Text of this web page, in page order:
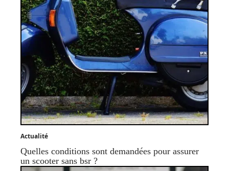
Actualité
Quelles conditions sont demandées pour assurer
un scooter sans bsr ?